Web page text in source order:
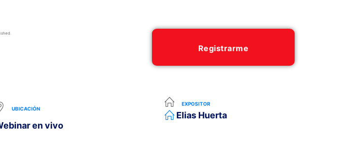
Registrarme
UBICACIÓN
en vivo
EXPOSITOR
Elias Huerta